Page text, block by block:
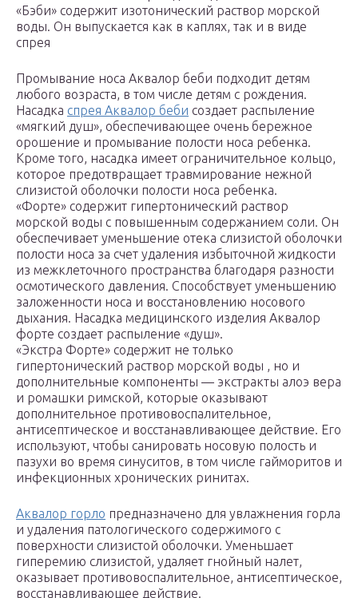
«Бэби» содержит изотонический раствор морской
воды. Он выпускается как в каплях, так и в виде
спрея
Промывание носа Аквалор беби подходит детям
любого возраста, в том числе детям с рождения.
Насадка спрея Аквалор беби создает распыление
«мягкий душ», обеспечивающее очень бережное
орошение и промывание полости носа ребенка.
Кроме того, насадка имеет ограничительное кольцо,
которое предотвращает травмирование нежной
слизистой оболочки полости носа ребенка.
«Форте» содержит гипертонический раствор
морской воды с повышенным содержанием соли. Он
обеспечивает уменьшение отека слизистой оболочки
полости носа за счет удаления избыточной жидкости
из межклеточного пространства благодаря разности
осмотического давления. Способствует уменьшению
заложенности носа и восстановлению носового
дыхания. Насадка медицинского изделия Аквалор
форте создает распыление «душ».
«Экстра Форте» содержит не только
гипертонический раствор морской воды , но и
дополнительные компоненты — экстракты алоэ вера
и ромашки римской, которые оказывают
дополнительное противовоспалительное,
антисептическое и восстанавливающее действие. Его
используют, чтобы санировать носовую полость и
пазухи во время синуситов, в том числе гайморитов и
инфекционных хронических ринитах.
Аквалор горло предназначено для увлажнения горла
и удаления патологического содержимого с
поверхности слизистой оболочки. Уменьшает
гиперемию слизистой, удаляет гнойный налет,
оказывает противовоспалительное, антисептическое,
восстанавливающее действие.